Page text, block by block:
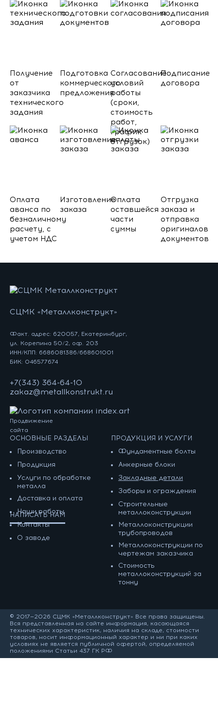
Получение
от
заказчика
технического
задания
Подготовка
коммерческого
предложения
Согласование
условий
работы
(сроки,
стоимость
работ,
график
отгрузок)
Подписание
договора
Оплата
аванса по
безналичному
расчету, с
учетом НДС
Изготовление
заказа
Оплата
оставшейся
части
суммы
Отгрузка
заказа и
отправка
оригиналов
документов
СЦМК «Металлконструкт»
Факт. адрес: 620057, Екатеринбург,
ул. Корепина 50/2, оф. 203
ИНН/КПП: 6686081386/668601001
БИК: 046577674
+7(343) 364-64-10
zakaz@metallkonstrukt.ru
Продвижение
сайта
ОСНОВНЫЕ РАЗДЕЛЫ
Производство
Продукция
Услуги по обработке
металла
Доставка и оплата
Наши работы
Контакты
О заводе
ПРОДУКЦИЯ И УСЛУГИ
Фундаментные болты
Анкерные блоки
Закладные детали
Заборы и ограждения
Строительные
металлоконструкции
Металлоконструкции
трубопроводов
Металлоконструкции по
чертежам заказчика
Cтоимость
металлоконструкций за
тонну
НАПИСАТЬ НАМ
© 2017—2026 СЦМК «Металлконструкт» Все права защищены.
Вся представленная на сайте информация, касающаяся
технических характеристик, наличия на складе, стоимости
товаров, носит информационный характер и ни при каких
условиях не является публичной офертой, определяемой
положениями Статьи 437 ГК РФ